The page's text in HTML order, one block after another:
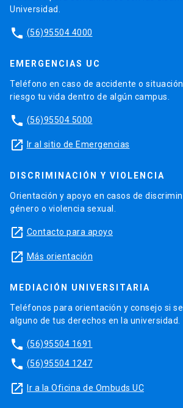
Universidad.
phone (56)95504 4000
EMERGENCIAS UC
Teléfono en caso de accidente o
riesgo tu vida dentro de algún campus.
phone (56)95504 5000
launch Ir al sitio de Emergencias
DISCRIMINACIÓN Y VIOLENCIA
Orientación y apoyo en casos de
género o violencia sexual.
launch Contacto para apoyo
launch Más orientación
MEDIACIÓN UNIVERSITARIA
Teléfonos para orientación y consejo si
alguno de tus derechos en la universidad.
phone (56)95504 1691
phone (56)95504 1247
launch Ir a la Oficina de Ombuds UC